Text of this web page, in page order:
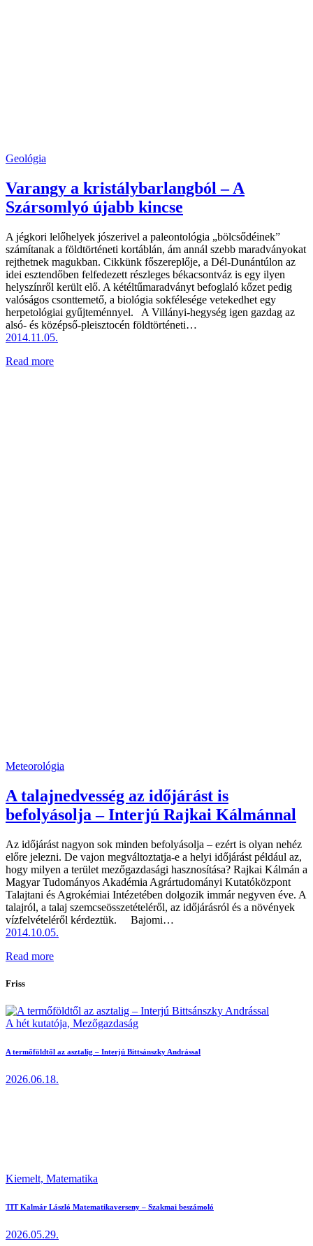
Geológia
Varangy a kristálybarlangból – A
Szársomlyó újabb kincse
A jégkori lelőhelyek jószerivel a paleontológia „bölcsődéinek”
számítanak a földtörténeti kortáblán, ám annál szebb maradványokat
rejthetnek magukban. Cikkünk főszereplője, a Dél-Dunántúlon az
idei esztendőben felfedezett részleges békacsontváz is egy ilyen
helyszínről került elő. A kétéltűmaradványt befoglaló kőzet pedig
valóságos csonttemető, a biológia sokfélesége vetekedhet egy
herpetológiai gyűjteménnyel. A Villányi-hegység igen gazdag az
alsó- és középső-pleisztocén földtörténeti…
2014.11.05.
Read more
Meteorológia
A talajnedvesség az időjárást is
befolyásolja – Interjú Rajkai Kálmánnal
Az időjárást nagyon sok minden befolyásolja – ezért is olyan nehéz
előre jelezni. De vajon megváltoztatja-e a helyi időjárást például az,
hogy milyen a terület mezőgazdasági hasznosítása? Rajkai Kálmán a
Magyar Tudományos Akadémia Agrártudományi Kutatóközpont
Talajtani és Agrokémiai Intézetében dolgozik immár negyven éve. A
talajról, a talaj szemcseösszetételéről, az időjárásról és a növények
vízfelvételéről kérdeztük. Bajomi…
2014.10.05.
Read more
Friss
A hét kutatója, Mezőgazdaság
A termőföldtől az asztalig – Interjú Bittsánszky Andrással
2026.06.18.
Kiemelt, Matematika
TIT Kalmár László Matematikaverseny – Szakmai beszámoló
2026.05.29.